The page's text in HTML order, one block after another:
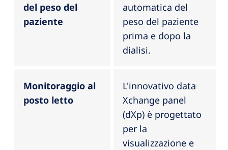
del peso del
paziente
automatica del
peso del paziente
prima e dopo la
dialisi.
Monitoraggio al
posto letto
L'innovativo data
Xchange panel
(dXp) è progettato
per la
visualizzazione e